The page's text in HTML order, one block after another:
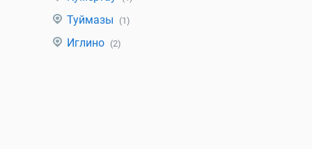
Туймазы (1)
Иглино (2)